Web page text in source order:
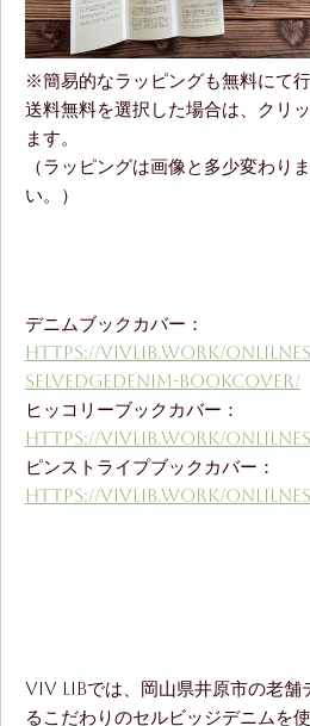
※簡易的なラッピングも無料にて行
送料無料を選択した場合は、クリ
ます。
（ラッピングは画像と多少変わり
い。）
デニムブックカバー：
https://vivlib.work/
selvedgedenim-bookcover/
ヒッコリーブックカバー：
https://vivlib.work/
ピンストライプブックカバー：
https://vivlib.work/
ViV LiBでは、岡山県井原市の老舗
るこだわりのセルビッジデニムを